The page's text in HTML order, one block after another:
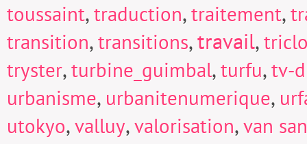
toussaint,traduction,traitement,
transition,transitions,travail,
tryster,turbine_guimbal,turfu,tv-
urbanisme, urbanitenumerique,
utokyo,valluy,valorisation,van